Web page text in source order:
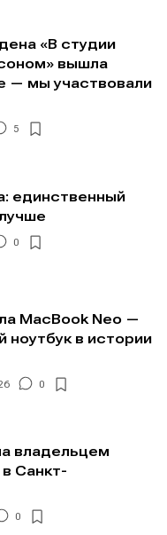
«В студии
вышла
— мы участвовали
5
единственный
0
MacBook Neo —
ноутбук в истории
0
владельцем
Санкт-
0